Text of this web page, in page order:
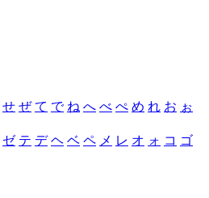
せ ぜ て で ね へ べ ぺ め れ お ぉ
ゼ テ デ ヘ ベ ペ メ レ オ ォ コ ゴ